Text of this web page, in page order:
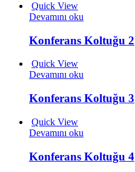
Quick View
Devamını oku
Konferans Koltuğu 2
Quick View
Devamını oku
Konferans Koltuğu 3
Quick View
Devamını oku
Konferans Koltuğu 4